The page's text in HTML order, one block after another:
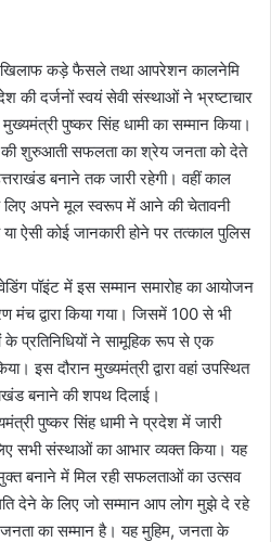
खिलाफ कड़े फैसले तथा आपरेशन कालनेमि
की दर्जनों स्वयं सेवी संस्थाओं ने भ्रष्टाचार
पुष्कर सिंह धामी का सम्मान किया।
शुरुआती सफलता का श्रेय जनता को देते
बनाने तक जारी रहेगी। वहीं काल
लिए अपने मूल स्वरूप में आने की चेतावनी
ऐसी कोई जानकारी होने पर तत्काल पुलिस
पॉइंट में इस सम्मान समारोह का आयोजन
मंच द्वारा किया गया। जिसमें 100 से भी
प्रतिनिधियों ने सामूहिक रूप से एक
इस दौरान मुख्यमंत्री द्वारा वहां उपस्थित
बनाने की शपथ दिलाई।
पुष्कर सिंह धामी ने प्रदेश में जारी
सभी संस्थाओं का आभार व्यक्त किया। यह
बनाने में मिल रही सफलताओं का उत्सव
देने के लिए जो सम्मान आप लोग मुझे दे रहे
का सम्मान है। यह मुहिम, जनता के